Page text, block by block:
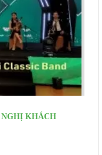
KHÁCH